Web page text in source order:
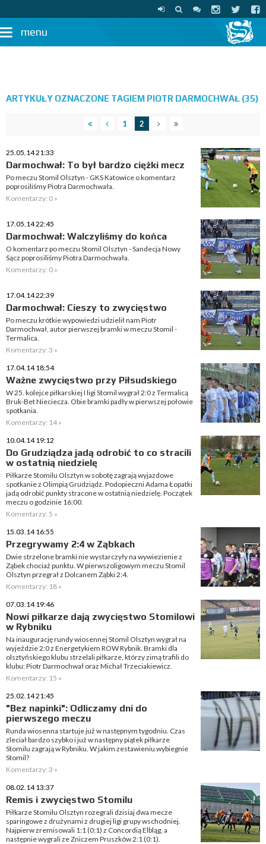
menu
ARTYKUŁY OZNACZONE TAGIEM PIOTR DARMOCHWAŁ (35)
1 2
25.05.14 21:33
Darmochwał: To był bardzo ciężki mecz
Po meczu Stomil Olsztyn - GKS Katowice o komentarz
poprosiliśmy Piotra Darmochwała.
Komentarzy: 0 »
17.05.14 22:45
Darmochwał: Walczyliśmy do końca
O komentarz po meczu Stomil Olsztyn - Sandecja Nowy
Sącz poprosiliśmy Piotra Darmochwała.
Komentarzy: 0 »
17.04.14 22:39
Darmochwał: Cieszy to zwycięstwo
Po meczu krótkie wypowiedzi udzielił nam Piotr
Darmochwał, autor pierwszej bramki w meczu Stomil -
Termalica.
Komentarzy: 3 »
17.04.14 18:54
Ważne zwycięstwo przy Piłsudskiego
W 25. kolejce piłkarskiej I ligi Stomil wygrał 2:0 z Termalicą
Bruk-Bet Nieciecza. Obie bramki padły w pierwszej połowie
spotkania.
Komentarzy: 14 »
10.04.14 19:12
Do Grudziądza jadą odrobić to co stracili
w ostatnią niedzielę
Piłkarze Stomilu Olsztyn w sobotę zagrają wyjazdowe
spotkanie z Olimpią Grudziądz. Podopieczni Adama Łopatki
jadą odrobić punkty stracone w ostatnią niedzielę. Początek
meczu o godzinie 16:00.
Komentarzy: 5 »
15.03.14 16:55
Przegrywamy 2:4 w Ząbkach
Dwie strzelone bramki nie wystarczyły na wywiezienie z
Ząbek chociaż punktu. W pierwszoligowym meczu Stomil
Olsztyn przegrał z Dolcanem Ząbki 2:4.
Komentarzy: 18 »
07.03.14 19:46
Nowi piłkarze dają zwycięstwo Stomilowi
w Rybniku
Na inaugurację rundy wiosennej Stomil Olsztyn wygrał na
wyjeździe 2:0 z Energetykiem ROW Rybnik. Bramki dla
olsztyńskiego klubu strzelali piłkarze, którzy zimą trafili do
klubu: Piotr Darmochwał oraz Michał Trzeciakiewicz.
Komentarzy: 15 »
25.02.14 21:45
"Bez napinki": Odliczamy dni do
pierwszego meczu
Runda wiosenna startuje już w następnym tygodniu. Czas
zleciał bardzo szybko i już w następny piątek piłkarze
Stomilu zagrają w Rybniku. W jakim zestawieniu wybiegnie
Stomil?
Komentarzy: 3 »
08.02.14 13:37
Remis i zwycięstwo Stomilu
Piłkarze Stomilu Olsztyn rozegrali dzisiaj dwa mecze
sparingowe z drużynami z drugiej ligi grupy wschodniej.
Najpierw zremisowali 1:1 (0:1) z Concordią Elbląg, a
następnie wygrali ze Zniczem Pruszków 2:1 (0:1).